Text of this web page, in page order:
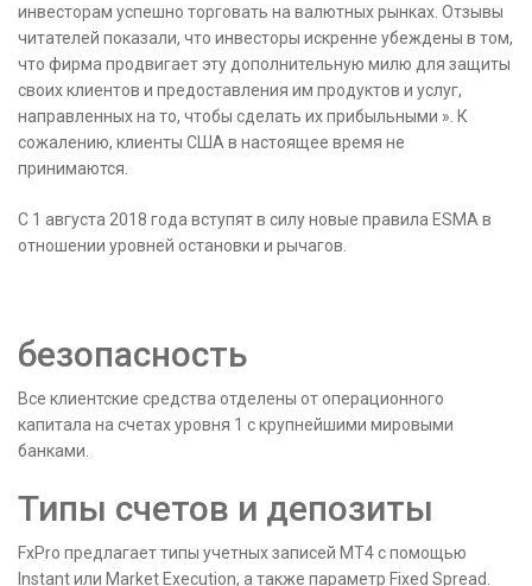
инвесторам успешно торговать на валютных рынках. Отзывы
читателей показали, что инвесторы искренне убеждены в том,
что фирма продвигает эту дополнительную милю для защиты
своих клиентов и предоставления им продуктов и услуг,
направленных на то, чтобы сделать их прибыльными ». К
сожалению, клиенты США в настоящее время не
принимаются.
С 1 августа 2018 года вступят в силу новые правила ESMA в
отношении уровней остановки и рычагов.
безопасность
Все клиентские средства отделены от операционного
капитала на счетах уровня 1 с крупнейшими мировыми
банками.
Типы счетов и депозиты
FxPro предлагает типы учетных записей MT4 с помощью
Instant или Market Execution, а также параметр Fixed Spread.